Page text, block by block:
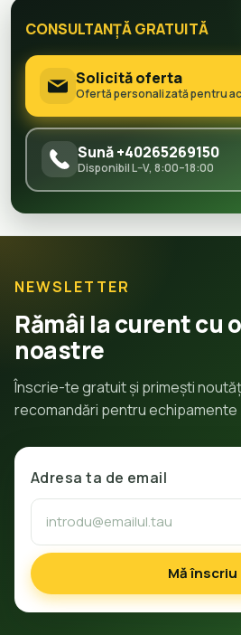
CONSULTANȚĂ GRATUITĂ
Solicită oferta
Ofertă personalizată pentru
Sună +40265269150
Disponibil L–V, 8:00–18:00
NEWSLETTER
Rămâi la curent cu
noastre
Înscrie-te gratuit și primești
recomandări pentru
Adresa ta de email
Mă înscriu